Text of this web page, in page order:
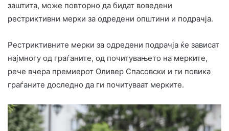
заштита, може повторно да бидат воведени
рестриктивни мерки за одредени општини и подрачја.
Рестриктивните мерки за одредени подрачја ќе зависат
најмногу од граѓаните, од почитувањето на мерките,
рече вчера премиерот Оливер Спасовски и ги повика
граѓаните доследно да ги почитуваат мерките.